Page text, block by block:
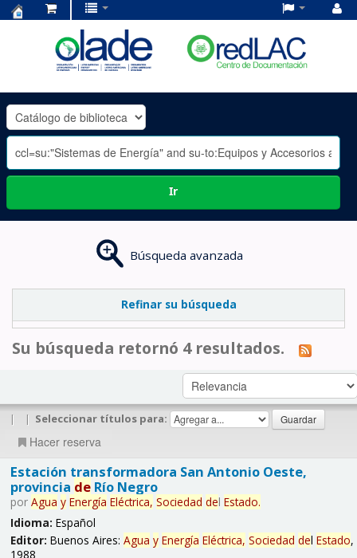
OLADE
-
Ir
Búsqueda avanzada
Refinar su búsqueda
Su búsqueda retornó 4 resultados.
| | Seleccionar títulos para:
Hacer reserva
Estación transformadora San Antonio Oeste,
provincia deRío Negro
por Agua y Energía Eléctrica, Sociedad del Estado.
Idioma: Español
Editor: Buenos Aires: Agua y Energía Eléctrica, Sociedad del Estado,
1988